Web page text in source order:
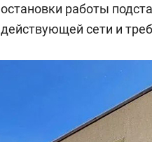
остановки работы
действующей сети и